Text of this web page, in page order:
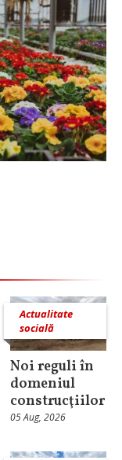
Actualitate
socială
Noi reguli în
domeniul
construcţiilor
05 Aug, 2026